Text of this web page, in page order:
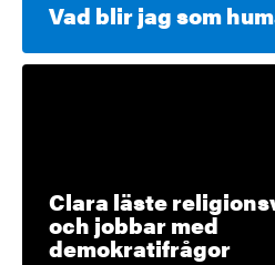
Vad blir jag som
Clara läste
och jobbar med
demokratifrågor